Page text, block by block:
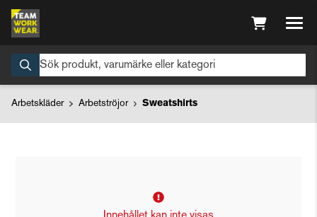
Arbetskläder Arbetströjor Sweatshirts